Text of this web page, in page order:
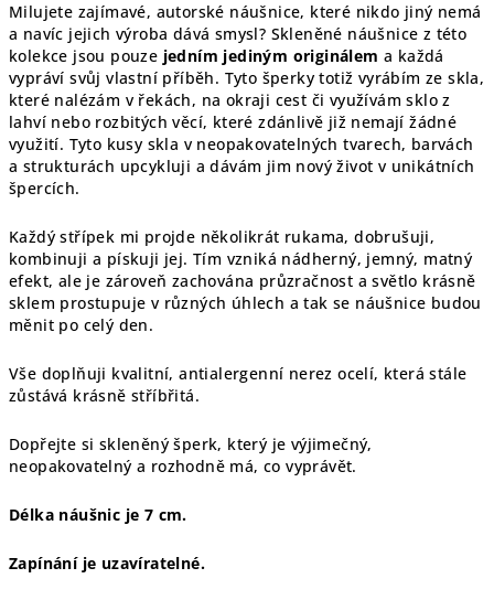
Milujete zajímavé, autorské náušnice, které nikdo jiný nemá
a navíc jejich výroba dává smysl? Skleněné náušnice z této
kolekce jsou pouze jedním jediným originálem a každá
vypráví svůj vlastní příběh. Tyto šperky totiž vyrábím ze skla,
které nalézám v řekách, na okraji cest či využívám sklo z
lahví nebo rozbitých věcí, které zdánlivě již nemají žádné
využití. Tyto kusy skla v neopakovatelných tvarech, barvách
a strukturách upcykluji a dávám jim nový život v unikátních
špercích.
Každý střípek mi projde několikrát rukama, dobrušuji,
kombinuji a pískuji jej. Tím vzniká nádherný, jemný, matný
efekt, ale je zároveň zachována průzračnost a světlo krásně
sklem prostupuje v různých úhlech a tak se náušnice budou
měnit po celý den.
Vše doplňuji kvalitní, antialergenní nerez ocelí, která stále
zůstává krásně stříbřitá.
Dopřejte si skleněný šperk, který je výjimečný,
neopakovatelný a rozhodně má, co vyprávět.
Délka náušnic je 7 cm.
Zapínání je uzavíratelné.